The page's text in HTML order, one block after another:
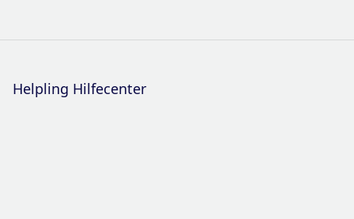
Helpling Hilfecenter